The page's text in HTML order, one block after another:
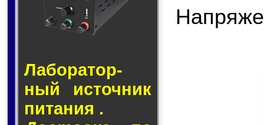
Лаборатор­
ный ис­точ­ник
пи­та­ния .